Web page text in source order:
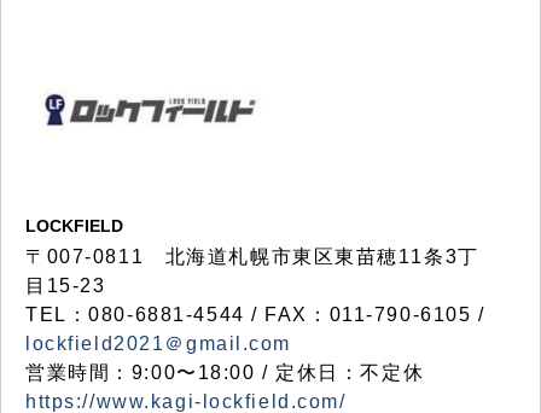
LOCKFIELD
〒007-0811 北海道札幌市東区東苗穂11条3丁
目15-23
TEL：080-6881-4544 / FAX：011-790-6105 /
lockfield2021＠gmail.com
営業時間：9:00〜18:00 / 定休日：不定休
https://www.kagi-lockfield.com/